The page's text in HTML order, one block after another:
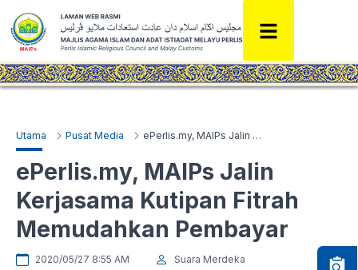
Utama Pusat Media ePerlis.my, MAIPs Jalin Kerjasama Kutipan Fitrah Memudahkan Pembayar
ePerlis.my, MAIPs Jalin
Kerjasama Kutipan Fitrah
Memudahkan Pembayar
2020/05/27 8:55 AM Suara Merdeka